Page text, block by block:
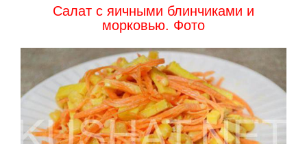
Салат с яичными блинчиками и
морковью. Фото